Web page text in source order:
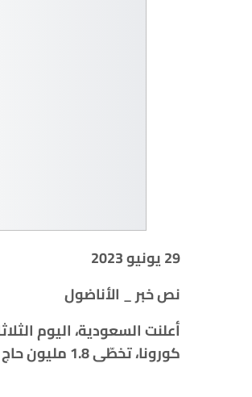
29 يونيو 2023
نص خبر _ الأناضول
كورونا، تخطّى 1.8 مليون حاج من أكثر من 150 دولة، من بينهم أكثر من 184 ألفاً من الداخل.